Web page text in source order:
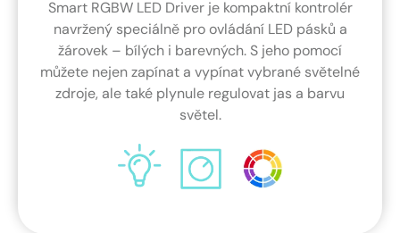
Smart RGBW LED Driver je kompaktní kontrolér
navržený speciálně pro ovládání LED pásků a
žárovek – bílých i barevných. S jeho pomocí
můžete nejen zapínat a vypínat vybrané světelné
zdroje, ale také plynule regulovat jas a barvu
světel.